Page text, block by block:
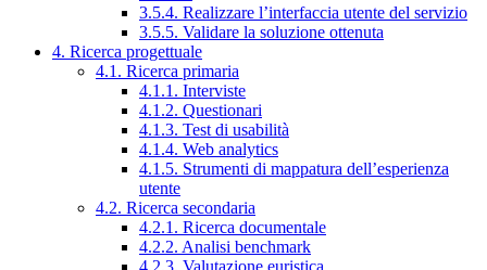
3.5.4. Realizzare l’interfaccia utente del servizio
3.5.5. Validare la soluzione ottenuta
4. Ricerca progettuale
4.1. Ricerca primaria
4.1.1. Interviste
4.1.2. Questionari
4.1.3. Test di usabilità
4.1.4. Web analytics
4.1.5. Strumenti di mappatura dell’esperienza
utente
4.2. Ricerca secondaria
4.2.1. Ricerca documentale
4.2.2. Analisi benchmark
4.2.3. Valutazione euristica